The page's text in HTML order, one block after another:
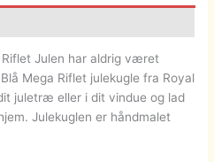
Riflet Julen har aldrig været
Mega Riflet julekugle fra Royal
juletræ eller i dit vindue og lad
Julekuglen er håndmalet